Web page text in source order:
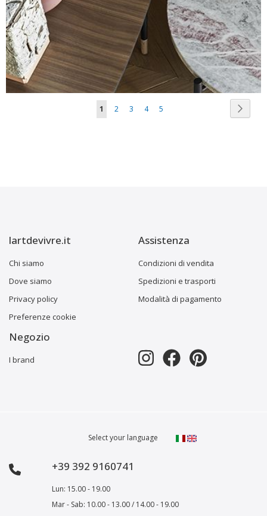
Pagina
Attualmente
1 Pagina
2 Pagina
3 Pagina
4 Pagina
5
lartdevivre.it
Chi siamo
Dove siamo
Privacy policy
Preferenze cookie
Assistenza
Condizioni di vendita
Spedizioni e trasporti
Modalità di pagamento
Negozio
I brand
Select your language
+39 392 9160741
Lun: 15.00 - 19.00
Mar - Sab: 10.00 - 13.00 / 14.00 - 19.00